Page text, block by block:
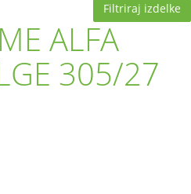
Filtriraj izdelke
ALFA
305/27